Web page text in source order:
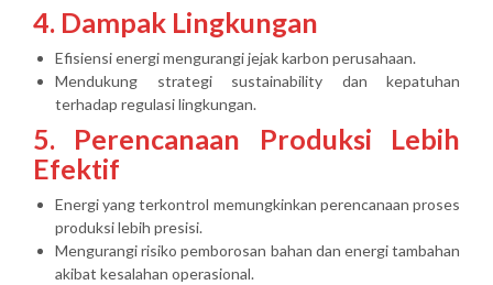
4. Dampak Lingkungan
Efisiensi energi mengurangi jejak karbon perusahaan.
Mendukung strategi sustainability dan kepatuhan
terhadap regulasi lingkungan.
5. Perencanaan Produksi Lebih
Efektif
Energi yang terkontrol memungkinkan perencanaan proses
produksi lebih presisi.
Mengurangi risiko pemborosan bahan dan energi tambahan
akibat kesalahan operasional.